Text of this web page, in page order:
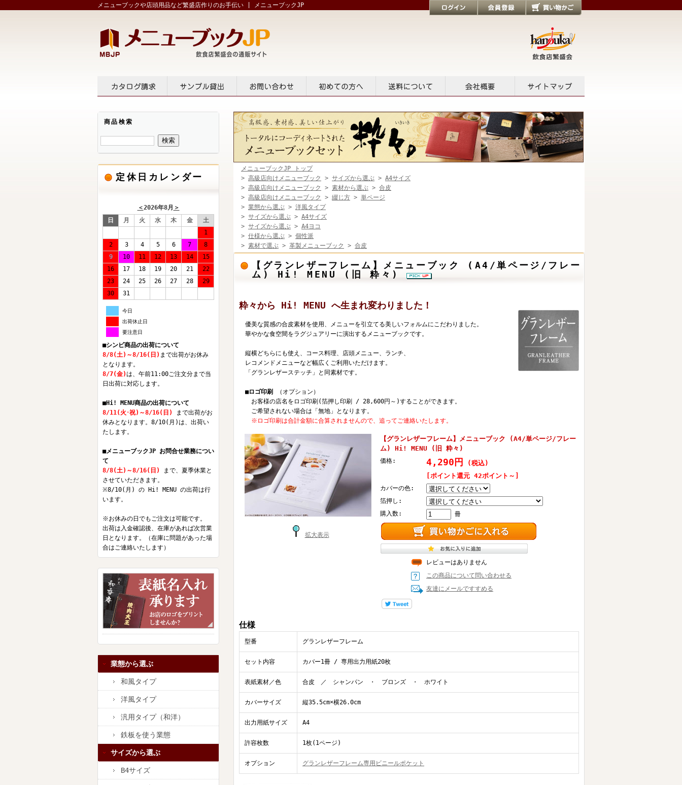
メニューブックや店頭用品など繁盛店作りのお手伝い | メニューブックJP
商品検索
定休日カレンダー
＜2026年8月 ＞
日
月 火 水 木 金
土
1
2
3 4 5 6 7
8
9
10 11 12 13 14
15
16
17 18 19 20 21
22
23
24 25 26 27 28
29
30
31
今日
出荷休止日
要注意日
■シンビ商品の出荷について
8/8(土)～8/16(日) まで出荷がお休み
となります。
8/7(金)は、午前11:00ご注文分まで当
日出荷に対応します。
■Hi! MENU商品の出荷について
8/11(火･祝)～8/16(日)
まで出荷がお
休みとなります。8/10(月)は、出荷い
たします。
■メニューブックJP お問合せ業務につい
て
8/8(土)～8/16(日)
まで、夏季休業と
させていただきます。
※8/10(月) の Hi! MENU の出荷は行
います。
※お休みの日でもご注文は可能です。
出荷は入金確認後、在庫があれば次営業
日となります。（在庫に問題があった場
合はご連絡いたします）
業態から選ぶ
和風タイプ
洋風タイプ
汎用タイプ（和洋）
鉄板を使う業態
サイズから選ぶ
B4サイズ
メニューブックJP トップ
> 高級店向けメニューブック > サイズから選ぶ > A4サイズ
> 高級店向けメニューブック > 素材から選ぶ > 合皮
> 高級店向けメニューブック > 綴じ方 > 単ページ
> 業態から選ぶ > 洋風タイプ
> サイズから選ぶ > A4サイズ
> サイズから選ぶ > A4ヨコ
> 仕様から選ぶ > 個性派
> 素材で選ぶ > 革製メニューブック > 合皮
【グランレザーフレーム】メニューブック (A4/単ページ/フレー
ム) Hi! MENU (旧 粋々)
粋々から Hi! MENU へ生まれ変わりました！
優美な質感の合皮素材を使用、メニューを引立てる美しいフォルムにこだわりました。
華やかな食空間をラグジュアリーに演出するメニューブックです。
縦横どちらにも使え、コース料理、店頭メニュー、ランチ、
レコメンドメニューなど幅広くご利用いただけます。
「グランレザーステッチ」と同素材です。
■ロゴ印刷
（オプション）
お客様の店名をロゴ印刷(箔押し印刷 / 28,600円～)することができます。
ご希望されない場合は「無地」となります。
※ロゴ印刷は合計金額に合算されませんので、追ってご連絡いたします。
拡大表示
【グランレザーフレーム】メニューブック (A4/単ページ/フレー
ム) Hi! MENU (旧 粋々)
価格: 4,290円
(税込)
[ポイント還元 42ポイント～]
カバーの色:
箔押し:
購入数:
冊
レビューはありません
この商品について問い合わせる
友達にメールですすめる
仕様
型番 グランレザーフレーム
セット内容 カバー1冊 / 専用出力用紙20枚
表紙素材／色 合皮 ／ シャンパン ・ ブロンズ ・ ホワイト
カバーサイズ 縦35.5cm×横26.0cm
出力用紙サイズ A4
許容枚数 1枚(1ページ)
オプション グランレザーフレーム専用ビニールポケット